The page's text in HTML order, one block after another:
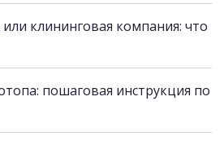
клининговая компания: что
пошаговая инструкция по